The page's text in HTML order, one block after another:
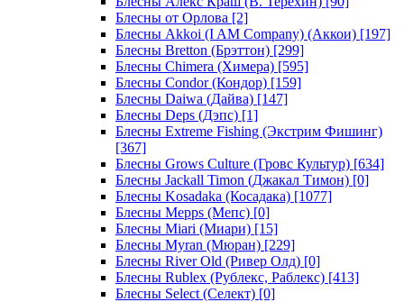
Блесны от Орлова [2]
Блесны Akkoi (I AM Company) (Аккои) [197]
Блесны Bretton (Брэттон) [299]
Блесны Chimera (Химера) [595]
Блесны Condor (Кондор) [159]
Блесны Daiwa (Дайва) [147]
Блесны Deps (Дэпс) [1]
Блесны Extreme Fishing (Экстрим Фишинг)
[367]
Блесны Grows Culture (Гровс Культур) [634]
Блесны Jackall Timon (Джакал Тимон) [0]
Блесны Kosadaka (Косадака) [1077]
Блесны Mepps (Мепс) [0]
Блесны Miari (Миари) [15]
Блесны Myran (Мюран) [229]
Блесны River Old (Ривер Олд) [0]
Блесны Rublex (Рублекс, Раблекс) [413]
Блесны Select (Селект) [0]